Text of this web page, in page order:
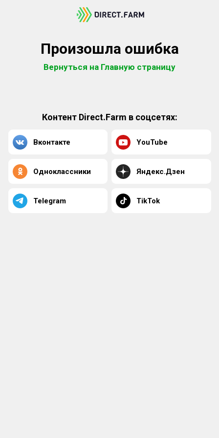
Произошла ошибка
Вернуться на Главную страницу
Контент Direct.Farm в соцсетях:
Вконтакте YouTube
Одноклассники Яндекс.Дзен
Telegram TikTok